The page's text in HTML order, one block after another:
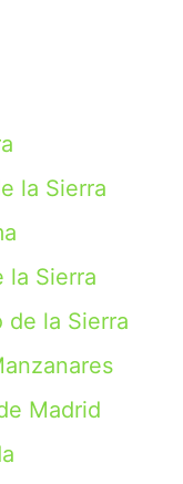
la Sierra
la Sierra
de la Sierra
Madrid